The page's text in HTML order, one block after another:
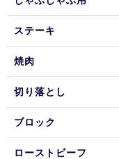
ステーキ
焼肉
切り落とし
ブロック
ローストビーフ